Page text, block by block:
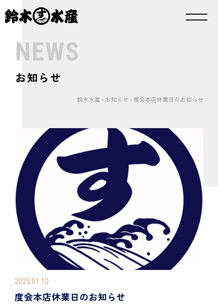
NEWS
お知らせ
鈴木水産 › お知らせ › 度会本店休業日のお知らせ
2025.01.10
度会本店休業日のお知らせ